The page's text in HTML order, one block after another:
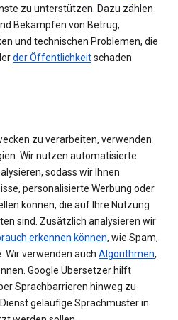
zu unterstützen. Dazu zählen
Bekämpfen von Betrug,
und technischen Problemen, die
der Öffentlichkeitschaden
zu verarbeiten, verwenden
Wir nutzen automatisierte
sodass wir Ihnen
personalisierte Werbung oder
können, die auf Ihre Nutzung
sind. Zusätzlich analysieren wir
erkennen können, wie Spam,
Wir verwenden auch Algorithmen,
Google Übersetzer hilft
Sprachbarrieren hinweg zu
geläufige Sprachmuster in